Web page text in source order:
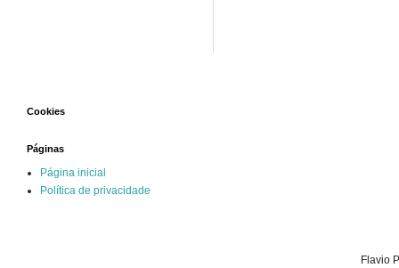
Cookies
Páginas
Página inicial
Política de privacidade
Flavio